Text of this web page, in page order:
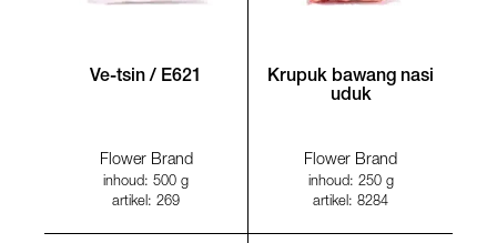
Ve-tsin / E621
Flower Brand
inhoud: 500 g
artikel: 269
Krupuk bawang nasi
uduk
Flower Brand
inhoud: 250 g
artikel: 8284